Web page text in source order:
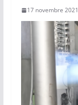
17 novembre 2021